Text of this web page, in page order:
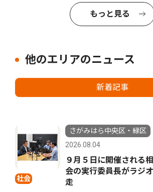
もっと見る
他のエリアのニュース
新着記事
社会
さがみはら中央区・緑区
2026.08.04
９月５日に開催される
会の実行委員長がラジ
走